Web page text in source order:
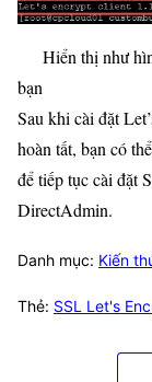
Hiển thị như
bạn
Sau khi cài đặt
hoàn tất, bạn có
để tiếp tục cài đặt
DirectAdmin.
Danh mục: Kiến
Thẻ: SSL Let's